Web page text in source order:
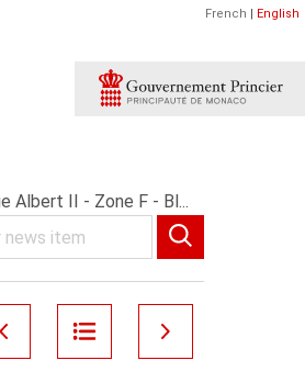
French | English
Albert II - Zone F - Bl...